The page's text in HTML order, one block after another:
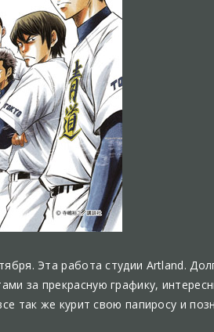
Эта работа студии Artland.
за прекрасную графику,
так же курит свою папиросу и